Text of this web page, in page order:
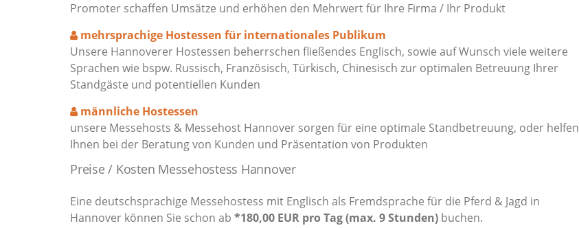
Promoter schaffen Umsätze und erhöhen den Mehrwert für Ihre Firma / Ihr Produkt
mehrsprachige Hostessen für internationales Publikum
Unsere Hannoverer Hostessen beherrschen fließendes Englisch, sowie auf Wunsch viele weitere
Sprachen wie bspw. Russisch, Französisch, Türkisch, Chinesisch zur optimalen Betreuung Ihrer
Standgäste und potentiellen Kunden
männliche Hostessen
unsere Messehosts & Messehost Hannover sorgen für eine optimale Standbetreuung, oder helfen
Ihnen bei der Beratung von Kunden und Präsentation von Produkten
Preise / Kosten Messehostess Hannover
Eine deutschsprachige Messehostess mit Englisch als Fremdsprache für die Pferd & Jagd in
Hannover können Sie schon ab *180,00 EUR pro Tag (max. 9 Stunden) buchen.